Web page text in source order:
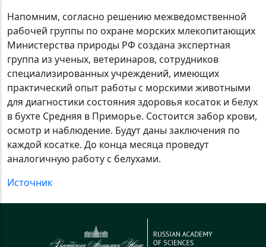
Напомним, согласно решению межведомственной
рабочей группы по охране морских млекопитающих
Министерства природы РФ создана экспертная
группа из ученых, ветеринаров, сотрудников
специализированных учреждений, имеющих
практический опыт работы с морскими животными
для диагностики состояния здоровья косаток и белух
в бухте Средняя в Приморье. Состоится забор крови,
осмотр и наблюдение. Будут даны заключения по
каждой косатке. До конца месяца проведут
аналогичную работу с белухами.
Источник